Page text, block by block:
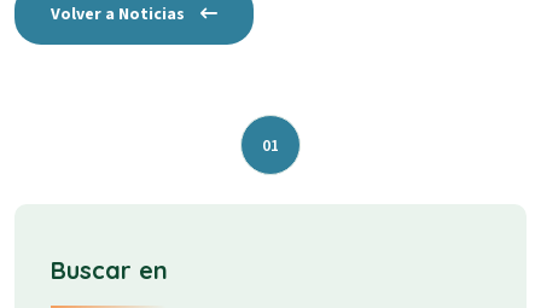
Volver a Noticias
01
Buscar en